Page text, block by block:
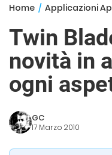
Home / Applicazioni
Twin
novità in
ogni
GC
17 Marzo 2010